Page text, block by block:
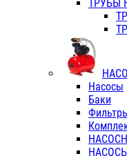
ТРУБЫ
Насосы
Баки